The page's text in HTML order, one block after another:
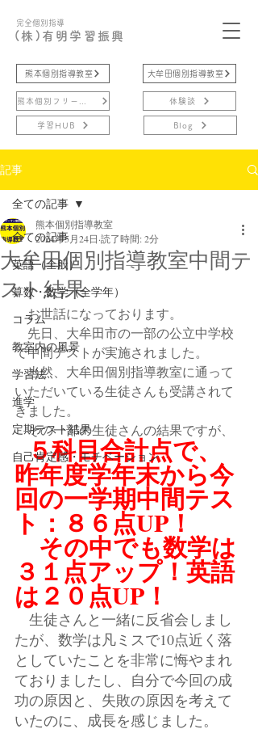
完全個別指導
(株)有明学習振興
熊本個別指導教室
学習HUB
大牟田個別指導教室
体験談
Blog
記事
全ての記事
英語（全般）
算数・数学（全学年）
コラム
教室内の風景
学習法
進学
定期テスト結果
自己肯定感・モチベーション
全ての記事
大牟田個別指導教室中間テ
スト結果
熊本個別指導教室
2024年5月24日 読了時間: 2分
お世話になっております。
先日、大牟田市の一部の公立中学校
で中間テストが実施されました。
当然、大牟田個別指導教室に通って
いただいている生徒さんも受講されて
きました。
その一部の生徒さんの結果ですが、
５科目合計点で、
昨年度学年末から今
回の一学期中間テス
ト：８６点UP！
その中でも数学は
３１点アップ！英語
は２０点UP！
生徒さんと一緒に反省会しまし
たが、数学は凡ミスで10点近く落
としていたことを非常に悔やまれ
ておりましたし、自分で今回の成
功の原因と、失敗の原因を考えて
いたのに、成長を感じました。